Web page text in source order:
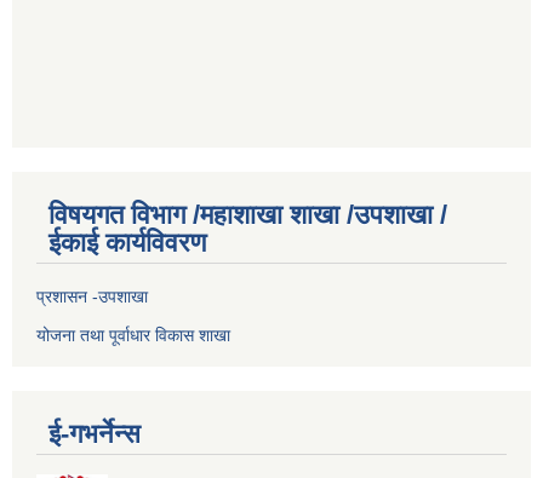
विषयगत विभाग /महाशाखा शाखा /उपशाखा /
ईकाई कार्यविवरण
प्रशासन -उपशाखा
योजना तथा पूर्वाधार विकास शाखा
ई-गभर्नेन्स